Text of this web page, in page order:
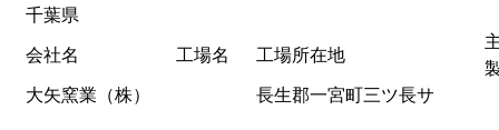
千葉県
会社名 工場名 工場所在地
大矢窯業（株）
長生郡一宮町三ツ長サ